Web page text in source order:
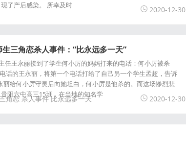
了产后感染。 所幸及时
2020-12-30
三角恋杀人事件：“比永远多一天”
任王永丽接到了学生何小厉的妈妈打来的电话：何小厉被杀
话的王永丽，将第一个电话打给了自己另一个学生孟超，告诉
给何小厉守灵后向她坦白，何小厉是他杀的。而这场惨烈悲
阳六中高三15班，在当地的知名学
角恋 杀人事件 比永远多一天 2020-12-30